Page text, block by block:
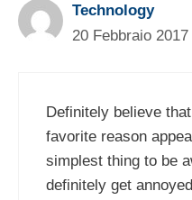
Technology
20 Febbraio
Definitely believe
favorite reason
simplest thing to be
definitely get